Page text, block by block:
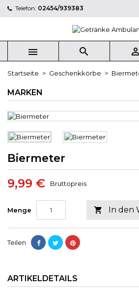
Telefon: 02454/939383
  
Startseite Geschenkkörbe
MARKEN
Biermeter
9,99 € Bruttopreis
Menge  In den
Teilen
ARTIKELDETAILS